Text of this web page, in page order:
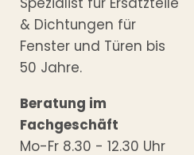
& Dichtungen für
Fenster und Türen bis
50 Jahre.
Beratung im
Fachgeschäft
Mo-Fr 8.30 - 12.30 Uhr